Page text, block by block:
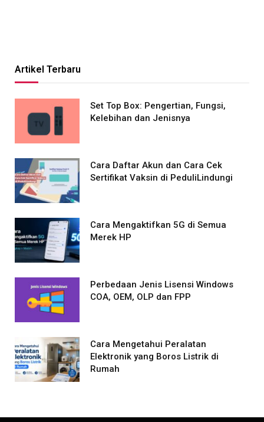
Artikel Terbaru
Set Top Box: Pengertian, Fungsi,
Kelebihan dan Jenisnya
Cara Daftar Akun dan Cara Cek
Sertifikat Vaksin di PeduliLindungi
Cara Mengaktifkan 5G di Semua
Merek HP
Perbedaan Jenis Lisensi Windows
COA, OEM, OLP dan FPP
Cara Mengetahui Peralatan
Elektronik yang Boros Listrik di
Rumah